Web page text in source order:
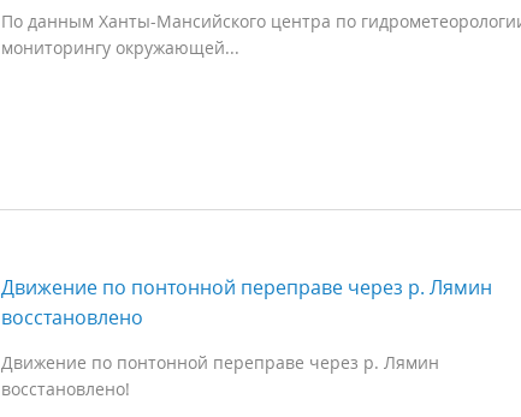
По данным Ханты-Мансийского центра по
мониторингу окружающей...
Движение по понтонной переправе через р. Лямин
восстановлено
Движение по понтонной переправе через р. Лямин
восстановлено!